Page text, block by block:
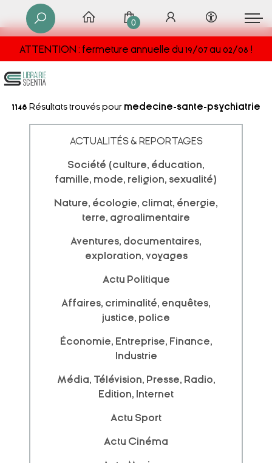
ATTENTION : fermeture annuelle du 19/07 au 02/08 !
0
1148 Résultats trouvés pour medecine-sante-psychiatrie
ACTUALITÉS & REPORTAGES
Société (culture, éducation,
famille, mode, religion, sexualité)
Nature, écologie, climat, énergie,
terre, agroalimentaire
Aventures, documentaires,
exploration, voyages
Actu Politique
Affaires, criminalité, enquêtes,
justice, police
Économie, Entreprise, Finance,
Industrie
Média, Télévision, Presse, Radio,
Edition, Internet
Actu Sport
Actu Cinéma